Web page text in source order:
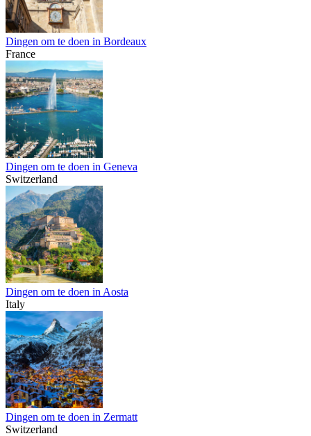
Dingen om te doen in Bordeaux
France
Dingen om te doen in Geneva
Switzerland
Dingen om te doen in Aosta
Italy
Dingen om te doen in Zermatt
Switzerland